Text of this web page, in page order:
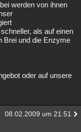
werden von ihnen
als auf einen
Brei und die Enzyme
oder auf unsere
08.02.2009 um 21:51